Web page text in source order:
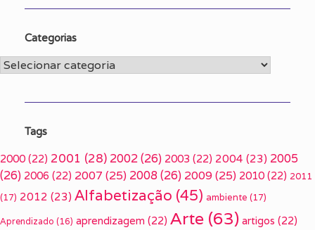
Categorias
Categorias
Tags
2000 (22) 2001 (28) 2002(26) 2003 (22) 2004 (23) 2005
(26) 2006 (22) 2007 (25) 2008(26) 2009(25) 2010 (22) 2011
(17) 2012 (23) Alfabetização (45) ambiente (17)
Aprendizado (16) aprendizagem (22) Arte (63) artigos (22)